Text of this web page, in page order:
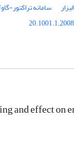
سامانه تراکتور-
and effect on